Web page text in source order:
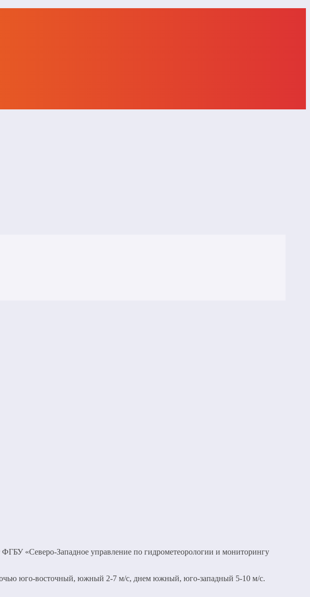
ФГБУ «Северо-Западное управление по гидрометеорологии и мониторингу
юго-восточный, южный 2-7 м/с, днем южный, юго-западный 5-10 м/с.